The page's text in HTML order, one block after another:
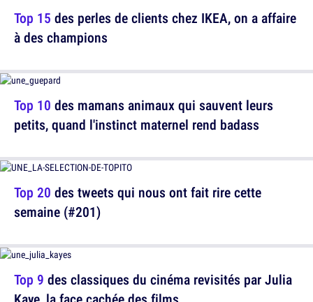
Top 10 des mamans animaux qui sauvent leurs
petits, quand l'instinct maternel rend badass
Top 9 des classiques du cinéma revisités par Julia
Top 15 des perles de clients chez IKEA, on a affaire
à des champions
Top 20 des tweets qui nous ont fait rire cette
semaine (#201)